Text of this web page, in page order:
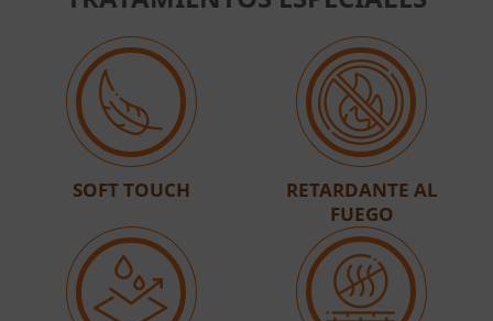
SOFT TOUCH
RETARDANTE AL
FUEGO